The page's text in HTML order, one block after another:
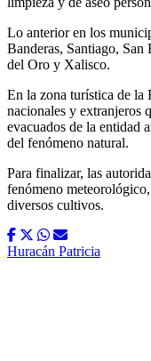
Lo anterior en los
Banderas, Santiago,
del Oro y Xalisco.
En la zona turística de la
nacionales y extranjeros
evacuados de la entidad
del fenómeno natural.
Para finalizar, las
fenómeno
diversos cultivos.
Huracán Patricia